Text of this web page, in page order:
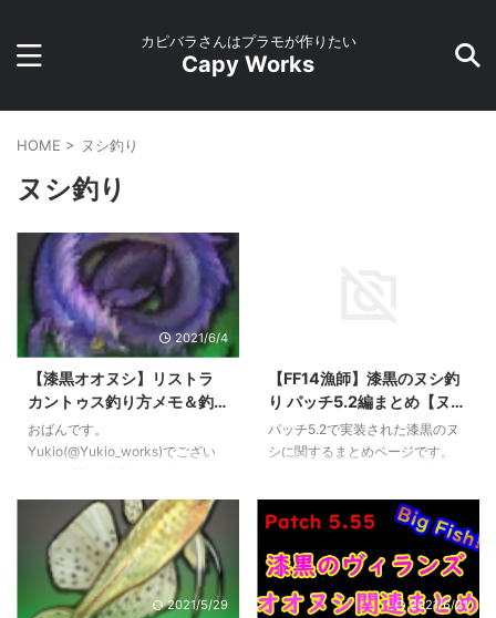
カピバラさんはプラモが作りたい
Capy Works
HOME > ヌシ釣り
ヌシ釣り
2021/6/4
【漆黒オオヌシ】リストラ
カントゥス釣り方メモ＆釣
りログ【FF14パッチ5.55】
おばんです。
Yukio(@Yukio_works)でござい
世界のオオヌシたち。 今回はレ
イクランドケンの島のオオヌシ
「リストラカントゥス」に挑戦し
ます。 ～カントゥスと聞くと紅
蓮オオヌシ「ステタカントゥス」
【FF14漁師】漆黒のヌシ釣
り パッチ5.2編まとめ【ヌシ
釣り】
パッチ5.2で実装された漆黒のヌ
シに関するまとめページです。
島』 最寄エーテライト：「オス
タル厳命城」 天候：晴れ ⇒ 曇り
時間：１６：００～２３：５９
エサ：蟲箱 直釣り フッキング：
ストロングフッキング（激震）
2021/5/29 2021/6/21